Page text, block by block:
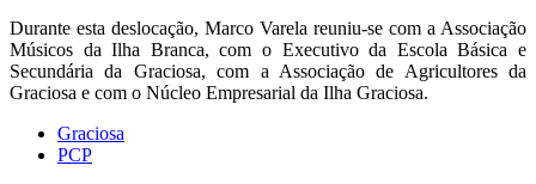
Durante esta deslocação, Marco Varela reuniu-se com a Associação
Músicos da Ilha Branca, com o Executivo da Escola Básica e
Secundária da Graciosa, com a Associação de Agricultores da
Graciosa e com o Núcleo Empresarial da Ilha Graciosa.
Graciosa
PCP